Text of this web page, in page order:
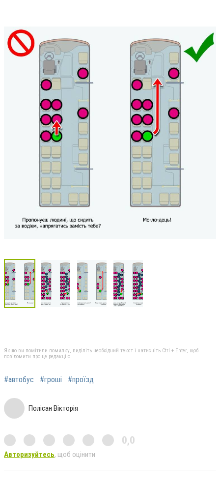
Якщо ви помітили помилку, виділіть необхідний текст і натисніть Ctrl + Enter, щоб
повідомити про це редакцію
#автобус #гроші #проїзд
Полісан Вікторія
0,0
Авторизуйтесь, щоб оцінити